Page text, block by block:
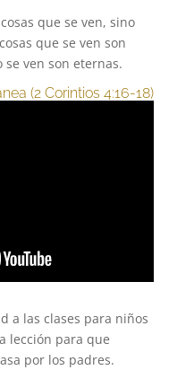
que se ven, sino
que se ven son
ven son eternas.
(2 Corintios 4:16-18)
a las clases para niños
lección para que
por los padres.